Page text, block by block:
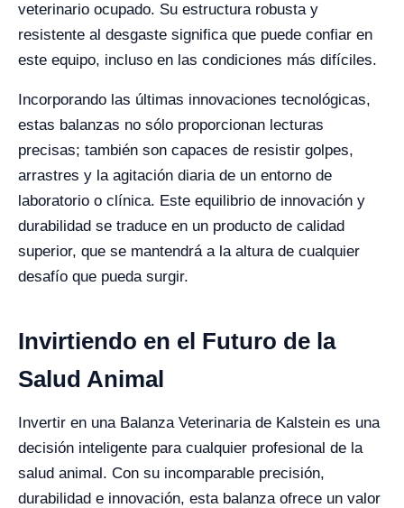
veterinario ocupado. Su estructura robusta y
resistente al desgaste significa que puede confiar en
este equipo, incluso en las condiciones más difíciles.
Incorporando las últimas innovaciones tecnológicas,
estas balanzas no sólo proporcionan lecturas
precisas; también son capaces de resistir golpes,
arrastres y la agitación diaria de un entorno de
laboratorio o clínica. Este equilibrio de innovación y
durabilidad se traduce en un producto de calidad
superior, que se mantendrá a la altura de cualquier
desafío que pueda surgir.
Invirtiendo en el Futuro de la
Salud Animal
Invertir en una Balanza Veterinaria de Kalstein es una
decisión inteligente para cualquier profesional de la
salud animal. Con su incomparable precisión,
durabilidad e innovación, esta balanza ofrece un valor